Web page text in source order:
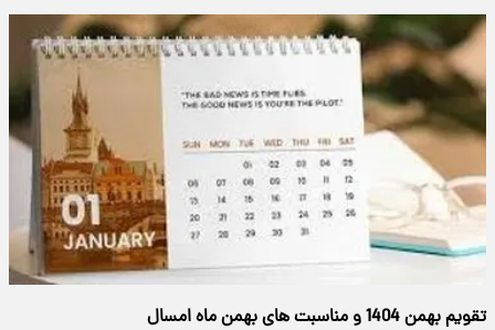
تقویم بهمن 1404 و مناسبت های بهمن ماه امسال